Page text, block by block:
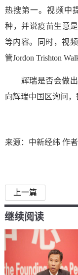
热搜第一。视频中
种，并说疫苗生意
等内容。同时，视
管Jordon Trishton
辉瑞是否会做出
向辉瑞中国区询问，
来源：中新经纬 作
上一篇
继续阅读